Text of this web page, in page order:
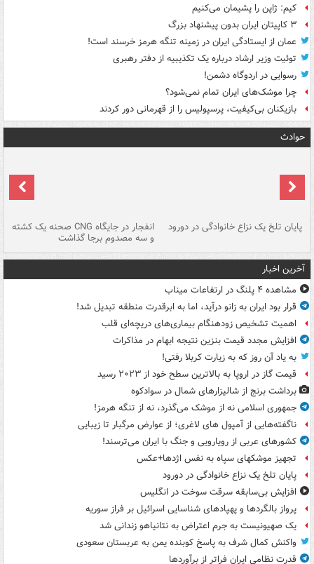
کیم: ژاپن را پشیمان می‌کنیم
۳ کاپیتان ایران بدون پیشنهاد بزرگ
عمان از ایستادگی ایران در زمینه تنگه هرمز خرسند است!
توئیت وزیر ارشاد درباره یک تکذیبیه از دفتر رهبری
رسوایی در اردوگاه دشمن!
چرا موشک‌های ایران تمام نمی‌شود؟
بازیکنان بی‌کیفیت، پرسپولیس را از قهرمانی دور کردند
حوادث
پایان تلخ یک نزاع خانوادگی در دورود انفجار در جایگاه CNG صحنه یک کشته
و سه مصدوم برجا گذاشت
آخرین اخبار
مشاهده ۴ پلنگ در ارتفاعات میناب
قرار بود ایران به زانو درآید، اما به ابرقدرت منطقه تبدیل شد!
اهمیت تشخیص زودهنگام بیماری‌های دریچه‌ای قلب
افزایش مجدد قیمت بنزین نتیجه ابهام در مذاکرات
به یاد آن روز که به زیارت کربلا رفتی!
قیمت گاز در اروپا به بالاترین سطح خود از ۲۰۲۳ رسید
برداشت برنج از شالیزارهای شمال در سوادکوه
جمهوری اسلامی نه از موشک می‌گذرد، نه از تنگه هرمز!
ناگفته‌هایی از آمپول های لاغری؛ از عوارض مرگبار تا زیبایی
کشورهای عربی از رویارویی و جنگ با ایران می‌ترسند!
تجهیز موشکهای سپاه به نفس اژدها+عکس
پایان تلخ یک نزاع خانوادگی در دورود
افزایش بی‌سابقه سرقت سوخت در انگلیس
پرواز بالگردها و پهپادهای شناسایی اسرائیل بر فراز سوریه
یک صهیونیست به جرم اعتراض به نتانیاهو زندانی شد
واکنش کمال شرف به پاسخ کوبنده یمن به عربستان سعودی
قدرت نظامی ایران فراتر از برآوردها